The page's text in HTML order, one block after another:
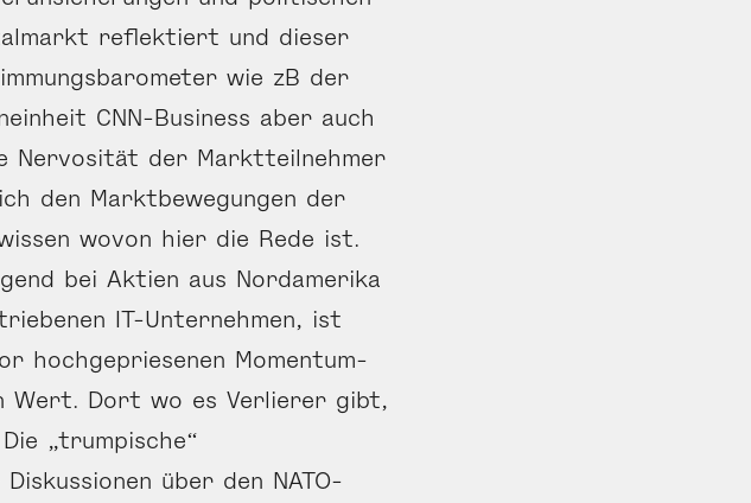
reflektiert und dieser
wie zB der
CNN-Business aber auch
Nervosität der Marktteilnehmer
den Marktbewegungen der
wovon hier die Rede ist.
bei Aktien aus Nordamerika
IT-Unternehmen, ist
hochgepriesenen Momentum-
Wert. Dort wo es Verlierer gibt,
„trumpische“
über den NATO-